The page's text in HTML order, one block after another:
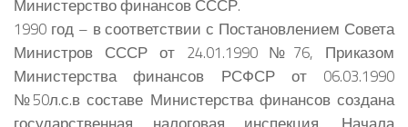
Министерство финансов СССР.
1990 год – в соответствии с Постановлением Совета
Министров СССР от 24.01.1990 №76, Приказом
Министерства финансов РСФСР от 06.03.1990
№50л.с.в составе Министерства финансов создана